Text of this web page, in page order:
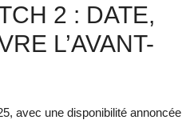
2 : DATE,
L’AVANT-
avec une disponibilité annoncée